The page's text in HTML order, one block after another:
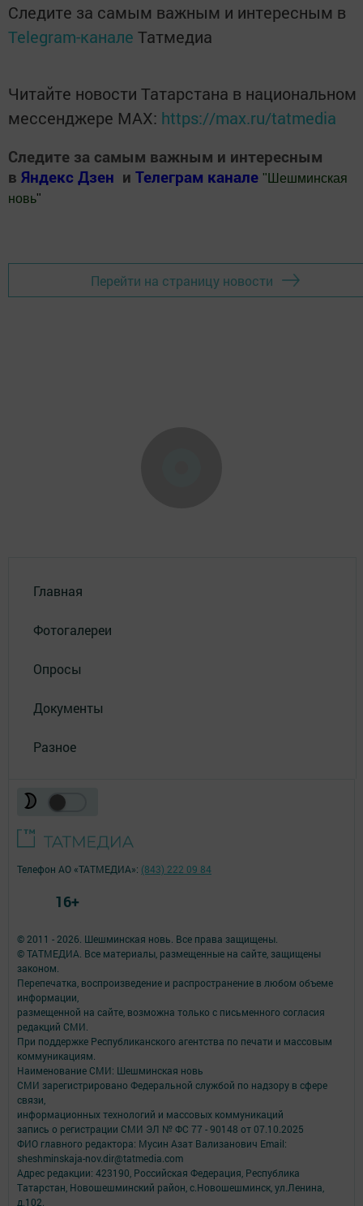
Следите за самым важным и интересным в
Telegram-канале Татмедиа
Читайте новости Татарстана в национальном
мессенджере MАХ: https://max.ru/tatmedia
Следите за самым важным и интересным
в Яндекс Дзен и Телеграм канале " Шешминская
новь"
Перейти на страницу новости
Главная
Фотогалереи
Опросы
Документы
Разное
© 2011 - 2026. Шешминская новь. Все права защищены.
© ТАТМЕДИА. Все материалы, размещенные на сайте, защищены
законом.
Перепечатка, воспроизведение и распространение в любом объеме
информации,
размещенной на сайте, возможна только с письменного согласия
редакций СМИ.
При поддержке Республиканского агентства по печати и массовым
коммуникациям.
Наименование СМИ: Шешминская новь
СМИ зарегистрировано Федеральной службой по надзору в сфере
связи,
информационных технологий и массовых коммуникаций
запись о регистрации СМИ ЭЛ № ФС 77 - 90148 от 07.10.2025
ФИО главного редактора: Мусин Азат Вализанович Email:
sheshminskaja-nov.dir@tatmedia.com
Адрес редакции: 423190, Российская Федерация, Республика
Татарстан, Новошешминский район, с.Новошешминск, ул.Ленина,
д.102.
Телефон АО «ТАТМЕДИА»: (843) 222 09 84
16+